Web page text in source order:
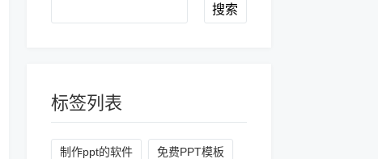
Search
标签列表
制作ppt的软件 免费PPT模板